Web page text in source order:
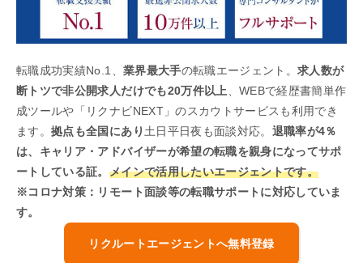
転職成功実績No.1、 業界最大手の転職エージェント。求人数が
断トツで非公開求人だけでも20万件以上、WEBで経歴書簡単作
成ツールや「リクナビNEXT」のスカウトサービスも利用でき
ます。拠点も全国にあり土日平日夜も面談対応。 退職率が4％
は、キャリア・アドバイザーが希望の転職を親身になってサポ
ートしている証。 メインで活用したいエージェントです。
※コロナ対策：リモート面談等の転職サポートに対応していま
す。
リクルートエージェントへ無料登録